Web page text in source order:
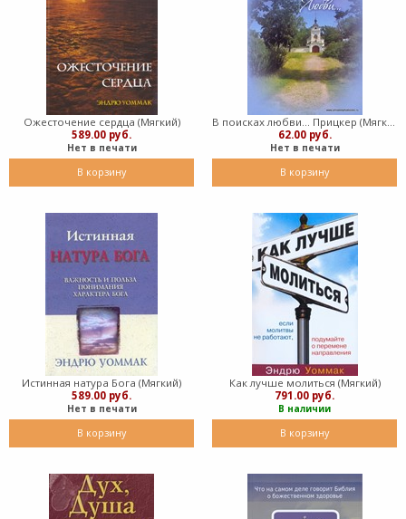
Ожесточение сердца (Мягкий)
589.00 руб.
Нет в печати
В корзину
62.00 руб.
Нет в печати
В корзину
Истинная натура Бога (Мягкий)
589.00 руб.
Нет в печати
В корзину
Как лучше молиться (Мягкий)
791.00 руб.
В наличии
В корзину